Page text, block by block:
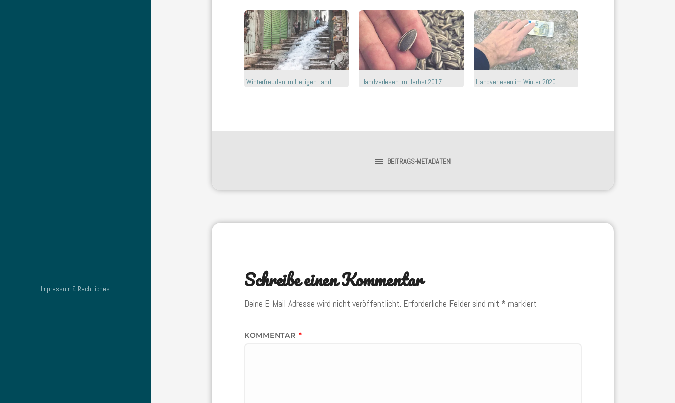
Impressum & Rechtliches
Winterfreuden im Heiligen Land Handverlesen im Herbst 2017 Handverlesen im Winter 2020
BEITRAGS-METADATEN
Schreibe einen Kommentar
Deine E-Mail-Adresse wird nicht veröffentlicht. Erforderliche Felder sind mit * markiert
KOMMENTAR *